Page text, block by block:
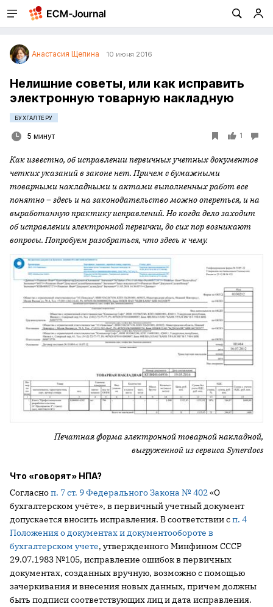
Анастасия Щепина 10 июня 2016
Нелишние советы, или как исправить
электронную товарную накладную
БУХГАЛТЕРУ
5 минут 1
Как известно, об исправлении первичных учетных документов
четких указаний в законе нет. Причем с бумажными
товарными накладными и актами выполненных работ все
понятно – здесь и на законодательство можно опереться, и на
выработанную практику исправлений. Но когда дело заходит
об исправлении электронной первички, до сих пор возникают
вопросы. Попробуем разобраться, что здесь к чему.
Печатная форма электронной товарной накладной,
выгруженной из сервисаSynerdocs
Что «говорят» НПА?
Согласноп. 7 ст. 9 Федерального Закона № 402«О
бухгалтерском учёте», в первичный учетный документ
допускается вносить исправления. В соответствии сп. 4
Положения о документах и документообороте в
бухгалтерском учете, утвержденного Минфином СССР
29.07.1983 №105, исправление ошибок в первичных
документах, созданных вручную, возможно с помощью
зачеркивания и внесения новых данных, причем должны
быть подписи соответствующих лиц и дата исправления.